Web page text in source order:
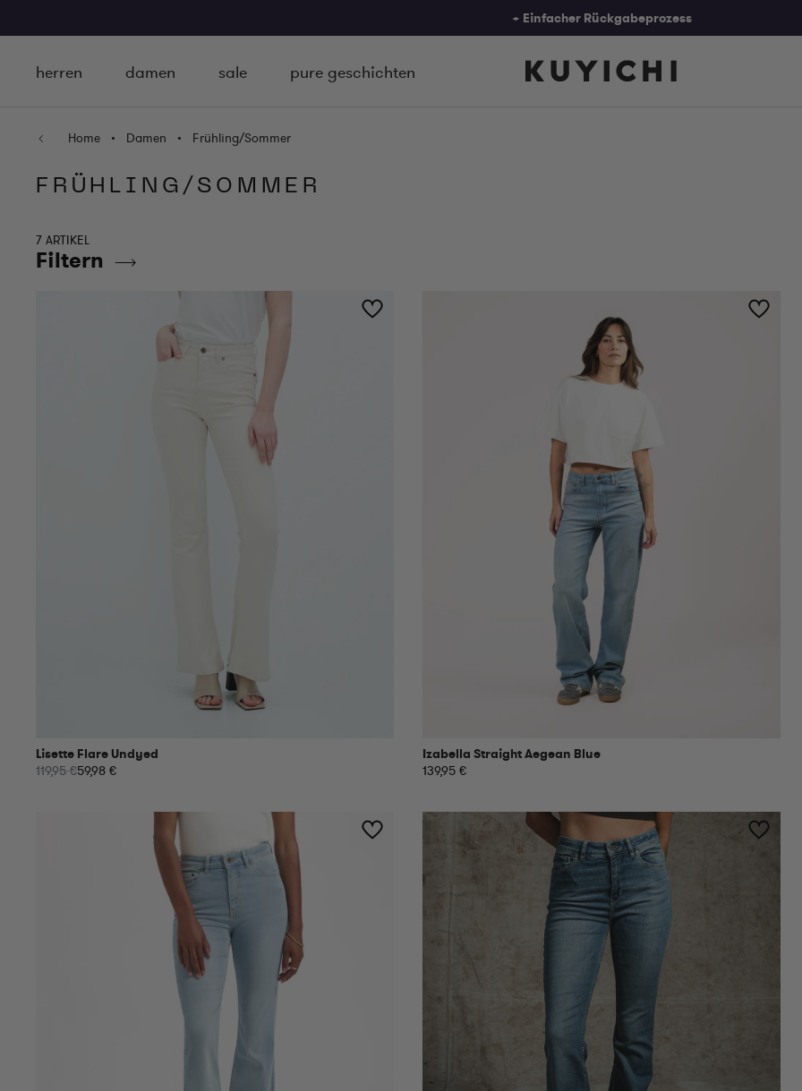
+ Essentials made to last since 2001
herren damen sale pure geschichten
Home • Damen • Frühling/Sommer
FRÜHLING/SOMMER
7 ARTIKEL
Filtern
Lisette Flare Undyed
119,95 €59,98 €
Izabella Straight Aegean Blue
139,95 €